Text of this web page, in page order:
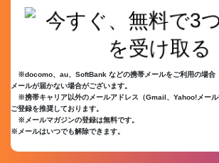
※docomo、au、SoftBank などの携帯メールをご利用の場合
メールが届かない場合がございます。
※携帯キャリア以外のメールアドレス（Gmail、Yahoo!メール
ご登録を推奨しております。
※メールマガジンの登録は無料です。
※メールはいつでも解除できます。